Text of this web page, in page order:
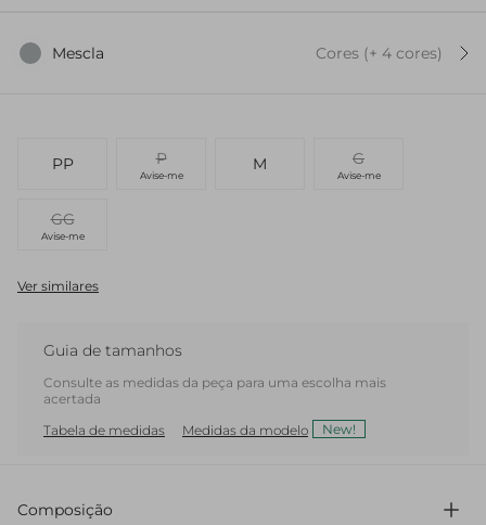
Mescla Cores (+ 4 cores)
PP P
Avise-me
M G
Avise-me
GG
Avise-me
Ver similares
Guia de tamanhos
Consulte as medidas da peça para uma escolha mais
acertada
Tabela de medidas
Medidas da modelo New!
Composição